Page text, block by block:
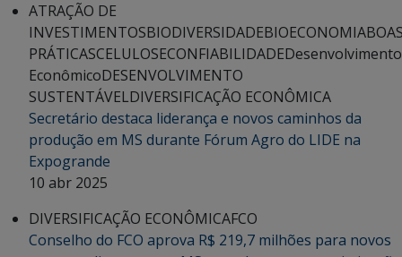
ATRAÇÃO DE
INVESTIMENTOSBIODIVERSIDADEBIOECONOMIA
PRÁTICASCELULOSECONFIABILIDADEDesenvolvimento
EconômicoDESENVOLVIMENTO
SUSTENTÁVELDIVERSIFICAÇÃO ECONÔMICA
Secretário destaca liderança e novos caminhos da
produção em MS durante Fórum Agro do LIDE na
Expogrande
10 abr 2025
DIVERSIFICAÇÃO ECONÔMICAFCO
Conselho do FCO aprova R$ 219,7 milhões para novos